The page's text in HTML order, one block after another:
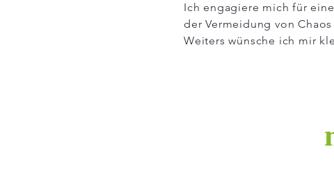
Ich engagiere mich für
der Vermeidung von
Weiters wünsche ich mir